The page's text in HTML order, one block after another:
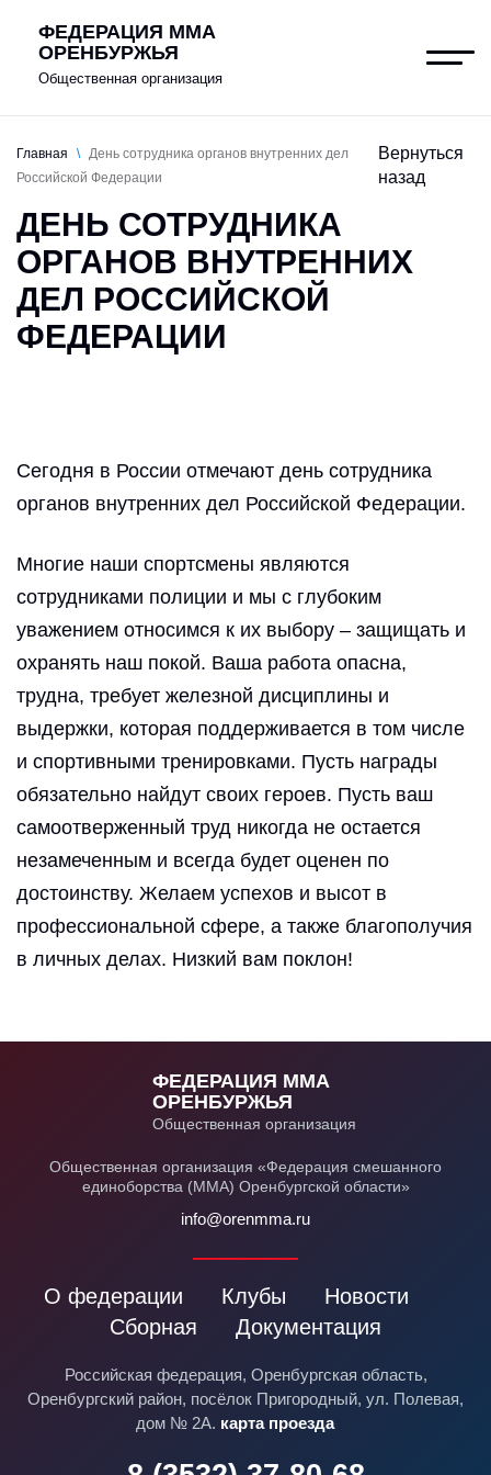
ФЕДЕРАЦИЯ ММА
ОРЕНБУРЖЬЯ
Общественная организация
О федерации
Клубы
Новости
Документы
дом № 2А.
карта проезда
8 (3532) 37-80-68
Главная \ День сотрудника органов внутренних дел
Российской Федерации
Вернуться
назад
ДЕНЬ СОТРУДНИКА
ОРГАНОВ ВНУТРЕННИХ
ДЕЛ РОССИЙСКОЙ
ФЕДЕРАЦИИ
Сегодня в России отмечают день сотрудника
органов внутренних дел Российской Федерации.
Многие наши спортсмены являются
сотрудниками полиции и мы с глубоким
уважением относимся к их выбору – защищать и
охранять наш покой. Ваша работа опасна,
трудна, требует железной дисциплины и
выдержки, которая поддерживается в том числе
и спортивными тренировками. Пусть награды
обязательно найдут своих героев. Пусть ваш
самоотверженный труд никогда не остается
незамеченным и всегда будет оценен по
достоинству. Желаем успехов и высот в
профессиональной сфере, а также благополучия
в личных делах. Низкий вам поклон!
ФЕДЕРАЦИЯ ММА
ОРЕНБУРЖЬЯ
Общественная организация
Общественная организация «Федерация смешанного
единоборства (ММА) Оренбургской области»
info@orenmma.ru
О федерации Клубы
Новости
Сборная
Документация
Российская федерация, Оренбургская область,
Оренбургский район, посёлок Пригородный, ул. Полевая,
дом № 2А. карта проезда